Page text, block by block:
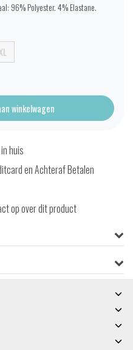
96% Polyester. 4% Elastane.
winkelwagen
huis
en Achteraf Betalen
op over dit product